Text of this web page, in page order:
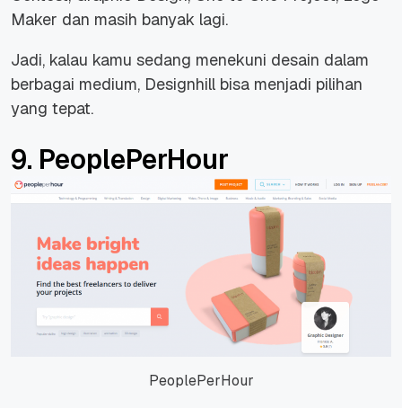
Maker dan masih banyak lagi.
Jadi, kalau kamu sedang menekuni desain dalam
berbagai medium, Designhill bisa menjadi pilihan
yang tepat.
9. PeoplePerHour
PeoplePerHour